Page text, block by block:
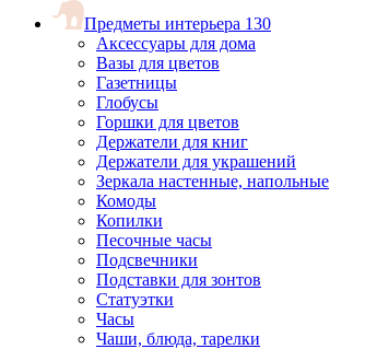
Предметы интерьера 130
Аксессуары для дома
Вазы для цветов
Газетницы
Глобусы
Горшки для цветов
Держатели для книг
Держатели для украшений
Зеркала настенные, напольные
Комоды
Копилки
Песочные часы
Подсвечники
Подставки для зонтов
Статуэтки
Часы
Чаши, блюда, тарелки